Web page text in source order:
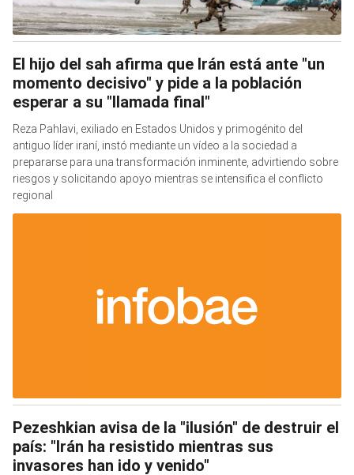
El hijo del sah afirma que Irán está ante "un
momento decisivo" y pide a la población
esperar a su "llamada final"
Reza Pahlavi, exiliado en Estados Unidos y primogénito del
antiguo líder iraní, instó mediante un vídeo a la sociedad a
prepararse para una transformación inminente, advirtiendo sobre
riesgos y solicitando apoyo mientras se intensifica el conflicto
regional
Pezeshkian avisa de la "ilusión" de destruir el
país: "Irán ha resistido mientras sus
invasores han ido y venido"